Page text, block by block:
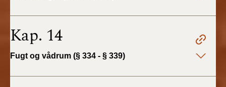
Kap. 14
Fugt og vådrum (§ 334 - § 339)